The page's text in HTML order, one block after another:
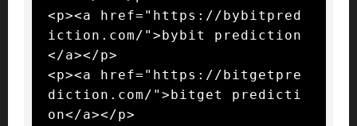
<p><a href="https://bybitpred
iction.com/">bybit prediction
</a></p>
<p><a href="https://bitgetpre
diction.com/">bitget predicti
on</a></p>